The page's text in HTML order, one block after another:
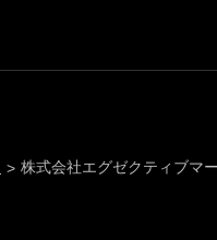
> 株式会社エグゼクティブマ